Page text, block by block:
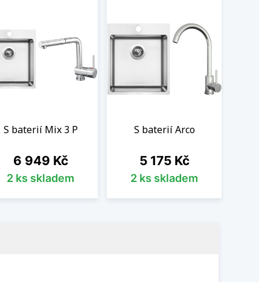
S baterií Mix 3 P
Cena
6 949 Kč
2 ks skladem
S baterií Arco
Cena
5 175 Kč
2 ks skladem